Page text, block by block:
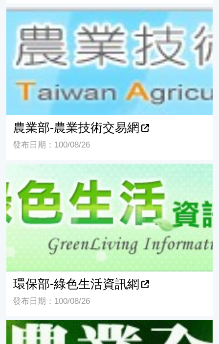
農業部-農業技術交易網
農業部-農業技術交易網
發布日期：100/08/26
環保部-綠色生活資訊網
發布日期：100/08/26
有機農業全球資訊網